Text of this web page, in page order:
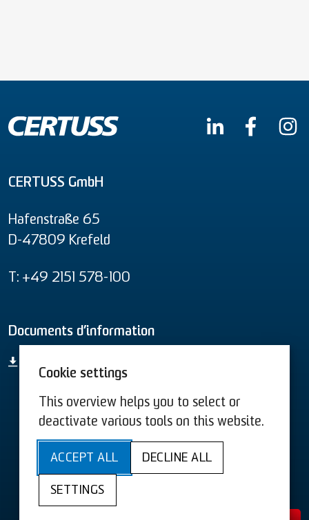
Cookie settings
This overview helps you to select or
deactivate various tools on this website.
ACCEPT ALL DECLINE ALL
SETTINGS
CERTUSS GmbH
Hafenstraße 65
D-47809 Krefeld
T: +49 2151 578-100
Documents d’information
CGV US
CGV
Sitemap
Accessibilité
Protection des données
Mentions obligatoires